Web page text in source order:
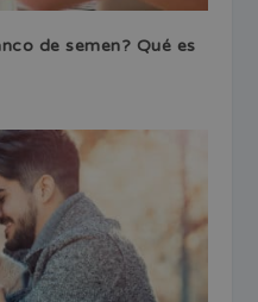
de semen? Qué es